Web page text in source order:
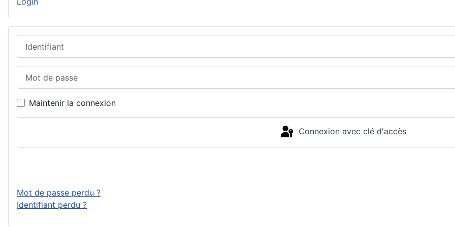
Maintenir la connexion
Connexion avec clé d'accès
Mot de passe perdu ?
Identifiant perdu ?